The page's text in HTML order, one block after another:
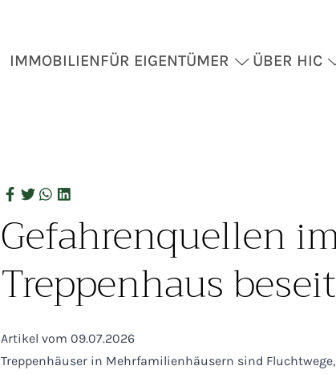
IMMOBILIENFÜR EIGENTÜMER ÜBER HIC
Gefahrenquellen
Treppenhaus
Artikel vom 09.07.2026
Treppenhäuser in Mehrfamilienhäusern sind